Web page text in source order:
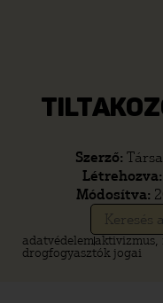
Szerző:
Létrehozva:
Módosítva:
adatvédelemaktivizmus,
drogfogyasztók jogai